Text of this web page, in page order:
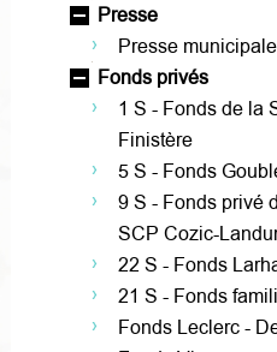
Presse
Presse municipale
Fonds privés
1 S - Fonds de la
Finistère
5 S - Fonds
9 S - Fonds privé
SCP Cozic-
22 S - Fonds
21 S - Fonds
Fonds Leclerc -